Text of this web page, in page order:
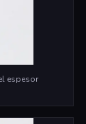
espesor